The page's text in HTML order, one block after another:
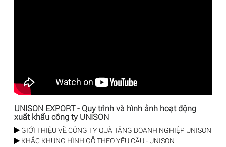
UNISON EXPORT - Quy trình và hình ảnh hoạt động
xuất khẩu công ty UNISON
GIỚI THIỆU VỀ CÔNG TY QUÀ TẶNG DOANH NGHIỆP UNISON
KHẮC KHUNG HÌNH GỖ THEO YÊU CẦU - UNISON